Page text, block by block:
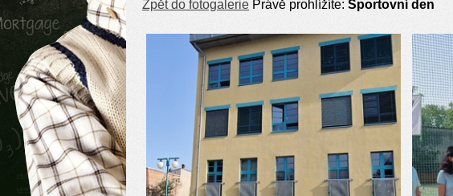
Zpět do fotogalerie Právě prohlížíte: Sportovní den